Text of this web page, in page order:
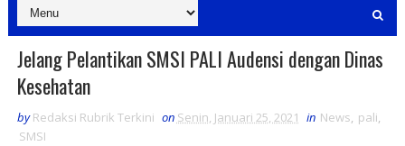
Jelang Pelantikan SMSI PALI Audensi dengan Dinas
Kesehatan
by Redaksi Rubrik Terkini on Senin, Januari 25, 2021 in News, pali,
SMSI